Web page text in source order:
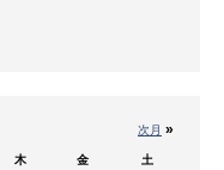
次月 »
木 金
土